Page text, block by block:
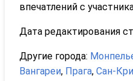
впечатлений с
Дата редактирования
Другие города:
Вангареи, Прага, Сан-